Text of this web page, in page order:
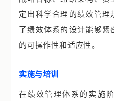
定出科学合理的绩效管
了绩效体系的设计能够紧
的可操作性和适应性。
实施与培训
在绩效管理体系的实施